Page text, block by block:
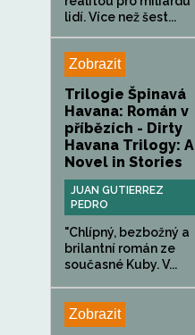
lidí. Více než šest...
Zobrazit
Trilogie Špinavá
Havana: Román v
příbězích - Dirty
Havana Trilogy: A
Novel in Stories
JUAN GUTIERREZ
PEDRO
"Chlípný, bezbožný a
brilantní román ze
současné Kuby. V...
Zobrazit